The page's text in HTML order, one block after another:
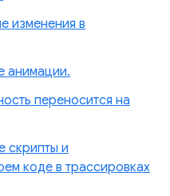
изменения в
анимации.
переносится на
скрипты и
коде в трассировках